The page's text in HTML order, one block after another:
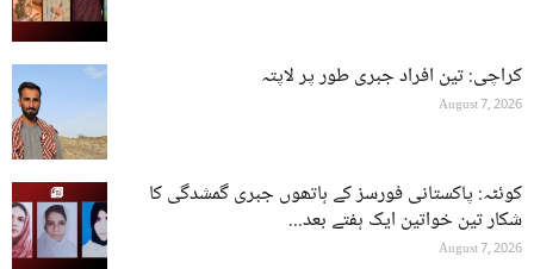
کراچی: تین افراد جبری طور پر لاپتہ
August 7, 2026
کوئٹہ: پاکستانی فورسز کے ہاتھوں جبری گمشدگی کا
شکار تین خواتین ایک ہفتے بعد...
August 7, 2026